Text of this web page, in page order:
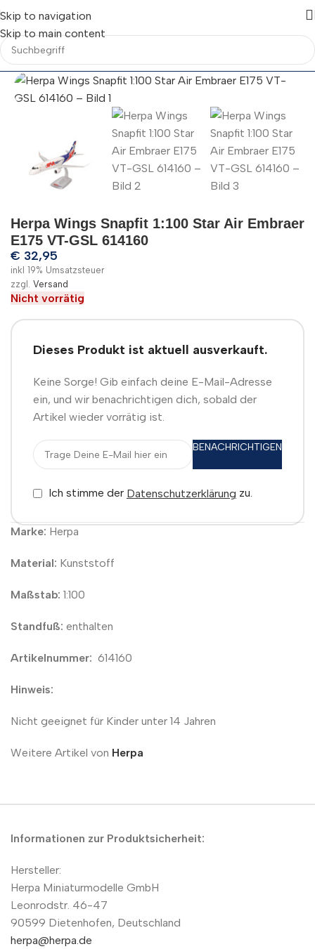
Skip to navigation
Skip to main content
Herpa Wings Snapfit 1:100 Star Air Embraer
E175 VT-GSL 614160
€ 32,95
inkl 19% Umsatzsteuer
zzgl. Versand
Nicht vorrätig
Dieses Produkt ist aktuell ausverkauft.
Keine Sorge! Gib einfach deine E-Mail-Adresse
ein, und wir benachrichtigen dich, sobald der
Artikel wieder vorrätig ist.
BENACHRICHTIGEN
Ich stimme der Datenschutzerklärung zu.
Marke: Herpa
Material: Kunststoff
Maßstab: 1:100
Standfuß: enthalten
Artikelnummer: 614160
Hinweis:
Nicht geeignet für Kinder unter 14 Jahren
Weitere Artikel von Herpa
Informationen zur Produktsicherheit:
Hersteller:
Herpa Miniaturmodelle GmbH
Leonrodstr. 46-47
90599 Dietenhofen, Deutschland
herpa@herpa.de